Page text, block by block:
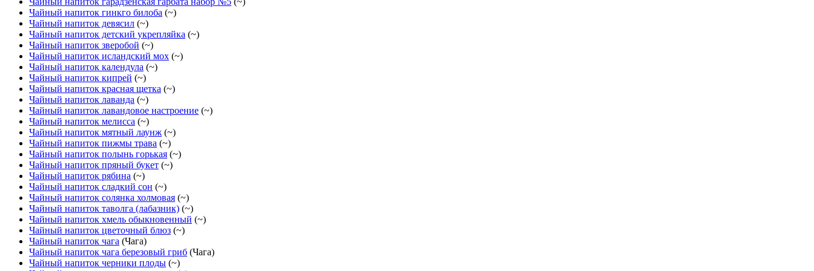
Чайный напиток гинкго билоба (~)
Чайный напиток девясил (~)
Чайный напиток детский укрепляйка (~)
Чайный напиток зверобой (~)
Чайный напиток исландский мох (~)
Чайный напиток календула (~)
Чайный напиток кипрей (~)
Чайный напиток красная щетка (~)
Чайный напиток лаванда (~)
Чайный напиток лавандовое настроение (~)
Чайный напиток мелисса (~)
Чайный напиток мятный лаунж (~)
Чайный напиток пижмы трава (~)
Чайный напиток полынь горькая (~)
Чайный напиток пряный букет (~)
Чайный напиток рябина (~)
Чайный напиток сладкий сон (~)
Чайный напиток солянка холмовая (~)
Чайный напиток таволга (лабазник) (~)
Чайный напиток хмель обыкновенный (~)
Чайный напиток цветочный блюз (~)
Чайный напиток чага (Чага)
Чайный напиток чага березовый гриб (Чага)
Чайный напиток черники плоды (~)